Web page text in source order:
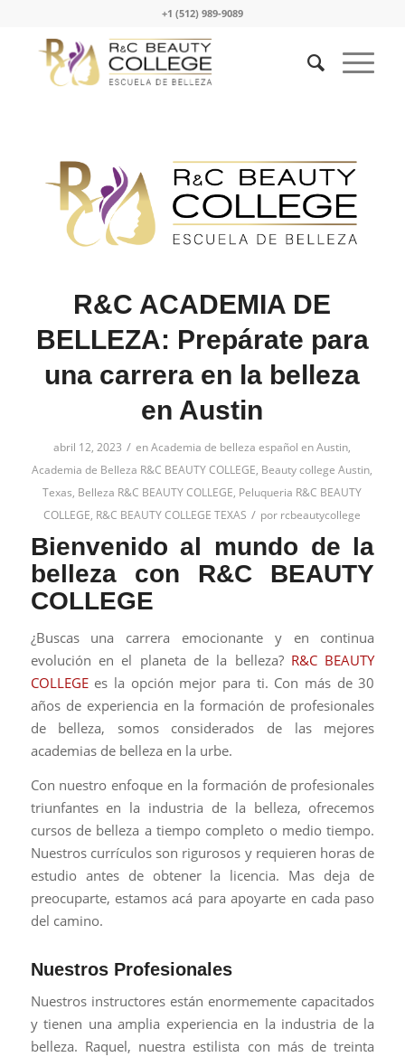
+1 (512) 989-9089
R&C ACADEMIA DE
BELLEZA: Prepárate para
una carrera en la belleza
en Austin
abril 12, 2023 / enAcademia de belleza español en Austin,
Academia de Belleza R&C BEAUTY COLLEGE, Beauty college Austin,
Texas, Belleza R&C BEAUTY COLLEGE, Peluqueria R&C BEAUTY
COLLEGE, R&C BEAUTY COLLEGE TEXAS / por rcbeautycollege
Bienvenido al mundo de la
belleza con R&C BEAUTY
COLLEGE
¿Buscas una carrera emocionante y en continua
evolución en el planeta de la belleza? R&C BEAUTY
COLLEGEes la opción mejor para ti. Con más de 30
años de experiencia en la formación de profesionales
de belleza, somos considerados de las mejores
academias de belleza en la urbe.
Con nuestro enfoque en la formación de profesionales
triunfantes en la industria de la belleza, ofrecemos
cursos de belleza a tiempo completo o medio tiempo.
Nuestros currículos son rigurosos y requieren horas de
estudio antes de obtener la licencia. Mas deja de
preocuparte, estamos acá para apoyarte en cada paso
del camino.
Nuestros Profesionales
Nuestros instructores están enormemente capacitados
y tienen una amplia experiencia en la industria de la
belleza. Raquel, nuestra estilista con más de treinta